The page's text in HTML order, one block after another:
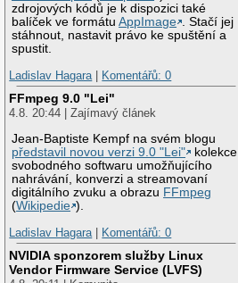
zdrojových kódů je k dispozici také
balíček ve formátuAppImage . Stačí jej
stáhnout, nastavit právo ke spuštění a
spustit.
Ladislav Hagara
Komentářů: 0
FFmpeg 9.0 "Lei"
4.8. 20:44 | Zajímavý článek
Jean-Baptiste Kempf na svém blogu
představil novou verzi 9.0 "Lei"
kolekce
svobodného softwaru umožňujícího
nahrávání, konverzi a streamovaní
digitálního zvuku a obrazu FFmpeg
(Wikipedie ).
Ladislav Hagara
Komentářů: 0
NVIDIA sponzorem služby Linux
Vendor Firmware Service (LVFS)